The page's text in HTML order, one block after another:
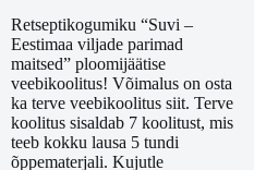
Retseptikogumiku “Suvi –
Eestimaa viljade parimad
maitsed” ploomijäätise
veebikoolitus! Võimalus on osta
ka terve veebikoolitus siit. Terve
koolitus sisaldab 7 koolitust, mis
teeb kokku lausa 5 tundi
õppematerjali. Kujutle